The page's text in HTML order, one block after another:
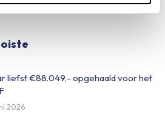
WhatsAppPinterest
liefst €88.049,- opgehaald voor het
2026